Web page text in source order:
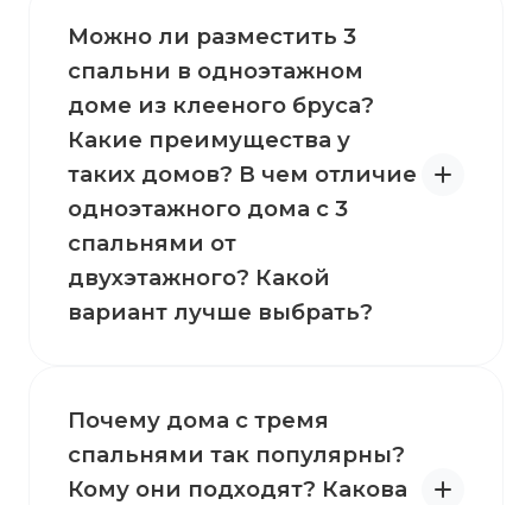
Можно ли разместить 3
спальни в одноэтажном
доме из клееного бруса?
Какие преимущества у
таких домов? В чем отличие
одноэтажного дома с 3
спальнями от
двухэтажного? Какой
вариант лучше выбрать?
Почему дома с тремя
спальнями так популярны?
Кому они подходят? Какова